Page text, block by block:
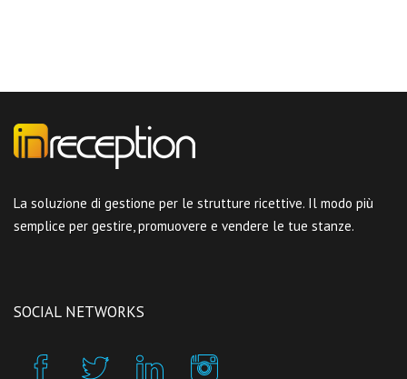
La soluzione di gestione per le strutture ricettive. Il modo più
semplice per gestire, promuovere e vendere le tue stanze.
SOCIAL NETWORKS